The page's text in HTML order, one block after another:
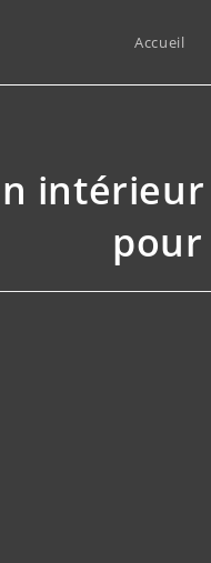
Accueil
pour